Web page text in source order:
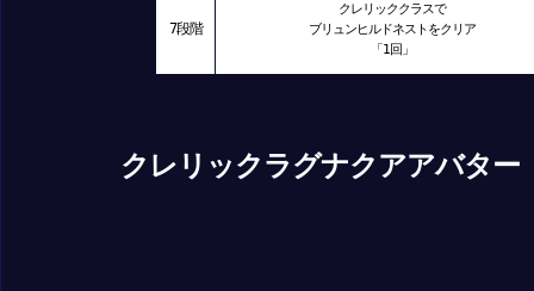
7段階
クレリッククラスで
ブリュンヒルドネストをクリア
「1回」
クレリックラグナクアアバター